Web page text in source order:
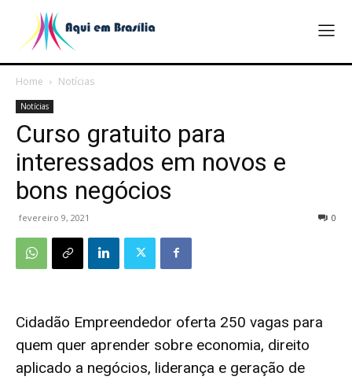
Home Notícias
Notícias
Curso gratuito para
interessados em novos e
bons negócios
fevereiro 9, 2021 0
Cidadão Empreendedor oferta 250 vagas para
quem quer aprender sobre economia, direito
aplicado a negócios, liderança e geração de